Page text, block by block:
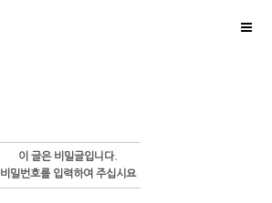
이 글은 비밀글입니다.
비밀번호를 입력하여 주십시요